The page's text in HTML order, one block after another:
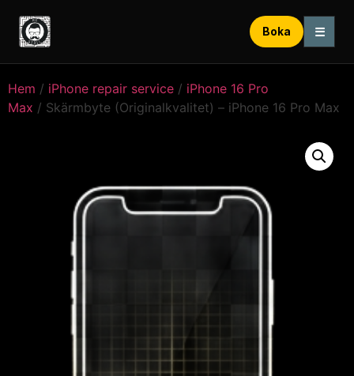
Boka ☰
Hem / iPhone repair service / iPhone 16 Pro
Max / Skärmbyte (Originalkvalitet) – iPhone 16 Pro Max